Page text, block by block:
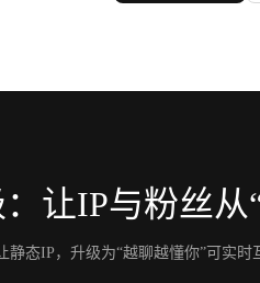
让IP与粉丝从
静态IP，升级为“越聊越懂你”可实时